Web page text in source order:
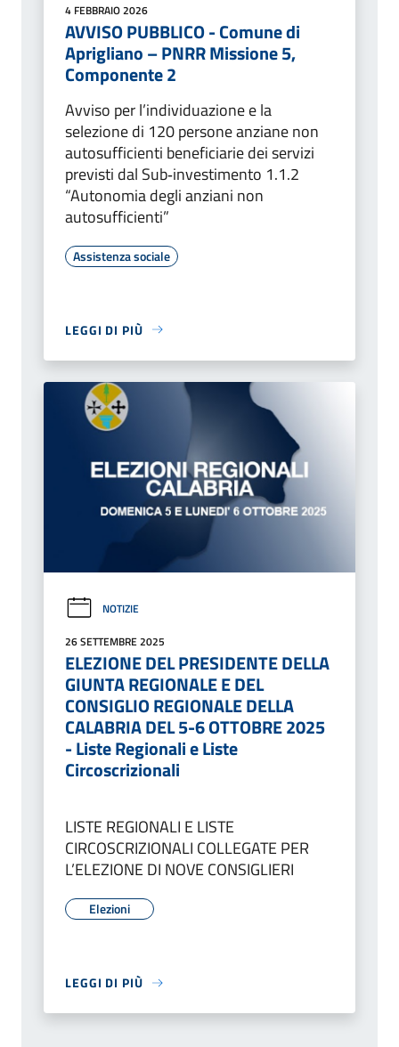
4 FEBBRAIO 2026
AVVISO PUBBLICO - Comune di
Aprigliano – PNRR Missione 5,
Componente 2
Avviso per l’individuazione e la
selezione di 120 persone anziane non
autosufficienti beneficiarie dei servizi
previsti dal Sub‑investimento 1.1.2
“Autonomia degli anziani non
autosufficienti”
Assistenza sociale
LEGGI DI PIÙ
NOTIZIE
26 SETTEMBRE 2025
ELEZIONE DEL PRESIDENTE DELLA
GIUNTA REGIONALE E DEL
CONSIGLIO REGIONALE DELLA
CALABRIA DEL 5-6 OTTOBRE 2025
- Liste Regionali e Liste
Circoscrizionali
LISTE REGIONALI E LISTE
CIRCOSCRIZIONALI COLLEGATE PER
L’ELEZIONE DI NOVE CONSIGLIERI
Elezioni
LEGGI DI PIÙ